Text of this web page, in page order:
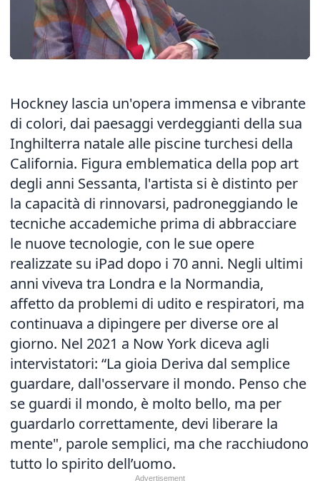
Hockney lascia un'opera immensa e vibrante
di colori, dai paesaggi verdeggianti della sua
Inghilterra natale alle piscine turchesi della
California. Figura emblematica della pop art
degli anni Sessanta, l'artista si è distinto per
la capacità di rinnovarsi, padroneggiando le
tecniche accademiche prima di abbracciare
le nuove tecnologie, con le sue opere
realizzate su iPad dopo i 70 anni. Negli ultimi
anni viveva tra Londra e la Normandia,
affetto da problemi di udito e respiratori, ma
continuava a dipingere per diverse ore al
giorno. Nel 2021 a Now York diceva agli
intervistatori: “La gioia Deriva dal semplice
guardare, dall'osservare il mondo. Penso che
se guardi il mondo, è molto bello, ma per
guardarlo correttamente, devi liberare la
mente", parole semplici, ma che racchiudono
tutto lo spirito dell’uomo.